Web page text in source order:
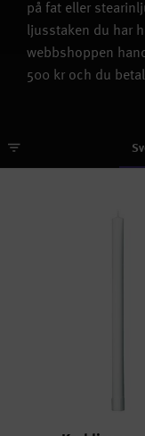
på fat eller
ljusstaken du har
webbshoppen
500 kr och du